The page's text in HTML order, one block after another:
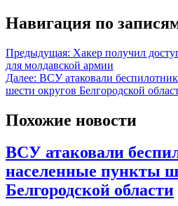
Навигация по
Предыдущая: Хакер получил
для молдавской армии
Далее: ВСУ атаковали
шести округов Белгородской
Похожие новости
ВСУ атаковали
населенные пункты
Белгородской области